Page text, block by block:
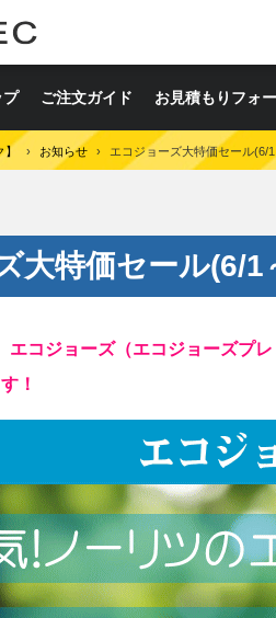
プ ご注文ガイド お見積もりフォ
› お知らせ › エコジョーズ大特価セール(6/
大特価セール(6/1
エコジョーズ（エコジョーズプ
！